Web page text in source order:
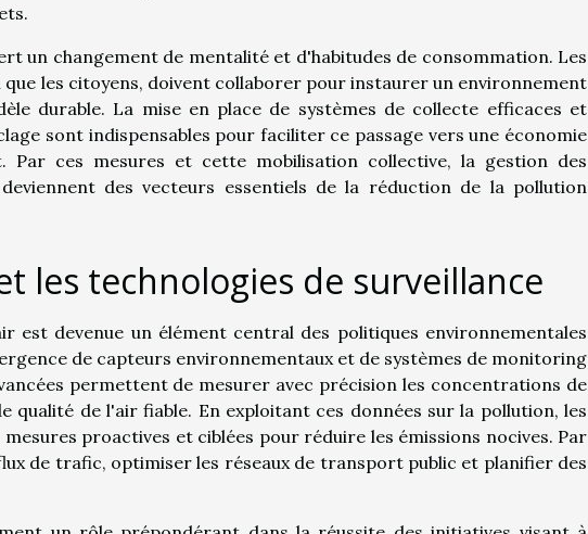
un changement de mentalité et d'habitudes de consommation. Les
que les citoyens, doivent collaborer pour instaurer un environnement
durable. La mise en place de systèmes de collecte efficaces et
sont indispensables pour faciliter ce passage vers une économie
Par ces mesures et cette mobilisation collective, la gestion des
des vecteurs essentiels de la réduction de la pollution
les technologies de surveillance
est devenue un élément central des politiques environnementales
de capteurs environnementaux et de systèmes de monitoring
permettent de mesurer avec précision les concentrations de
qualité de l'air fiable. En exploitant ces données sur la pollution, les
proactives et ciblées pour réduire les émissions nocives. Par
de trafic, optimiser les réseaux de transport public et planifier des